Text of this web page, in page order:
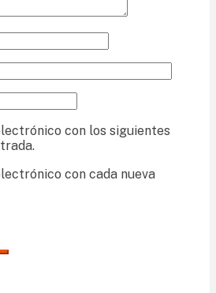
con los siguientes
con cada nueva